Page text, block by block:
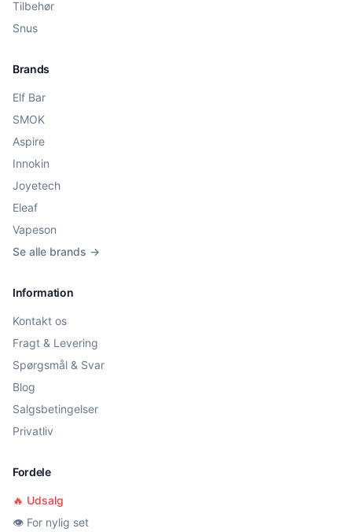
Tilbehør
Snus
Brands
Elf Bar
SMOK
Aspire
Innokin
Joyetech
Eleaf
Vapeson
Se alle brands →
Information
Kontakt os
Fragt & Levering
Spørgsmål & Svar
Blog
Salgsbetingelser
Privatliv
Fordele
🔥 Udsalg
👁️ For nylig set